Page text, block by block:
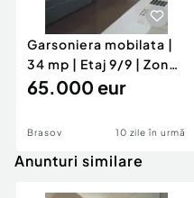
Garsoniera mobilata |
34 mp | Etaj 9/9 | Zona
Astra
65.000 eur
Brasov 10 zile în urmă
Anunturi similare